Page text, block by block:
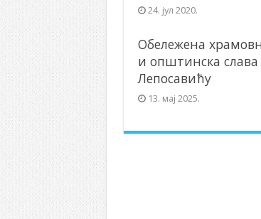
24. јул 2020.
Обележена
и општинска слава
Лепосавићу
13. мај 2025.